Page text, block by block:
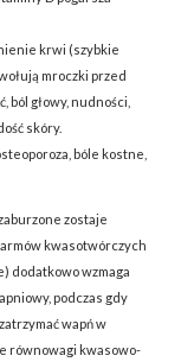
krwi (szybkie
mroczki przed
ból głowy, nudności,
skóry.
bóle kostne,
zostaje
kwasotwórczych
dodatkowo wzmaga
podczas gdy
wapń w
równowagi kwasowo-